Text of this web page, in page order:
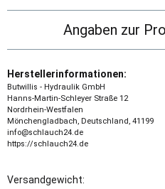
Angaben zur
Herstellerinformationen:
Butwillis - Hydraulik GmbH
Hanns-Martin-Schleyer Straße 12
Nordrhein-Westfalen
Mönchengladbach, Deutschland, 41199
info@schlauch24.de
https://schlauch24.de
Versandgewicht: